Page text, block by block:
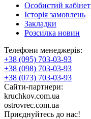
Особистий кабінет
Історія замовлень
Закладки
Розсилка новин
Телефони менеджерів:
+38 (095) 703-03-93
+38 (098) 703-03-93
+38 (073) 703-03-93
Сайти-партнери:
kruchkov.com.ua
ostrovrec.com.ua
Приєднуйтесь до нас!